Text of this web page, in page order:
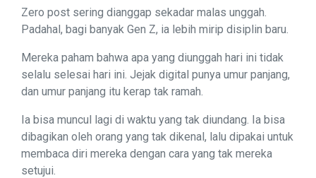
Zero post sering dianggap sekadar malas unggah.
Padahal, bagi banyak Gen Z, ia lebih mirip disiplin baru.
Mereka paham bahwa apa yang diunggah hari ini tidak
selalu selesai hari ini. Jejak digital punya umur panjang,
dan umur panjang itu kerap tak ramah.
Ia bisa muncul lagi di waktu yang tak diundang. Ia bisa
dibagikan oleh orang yang tak dikenal, lalu dipakai untuk
membaca diri mereka dengan cara yang tak mereka
setujui.